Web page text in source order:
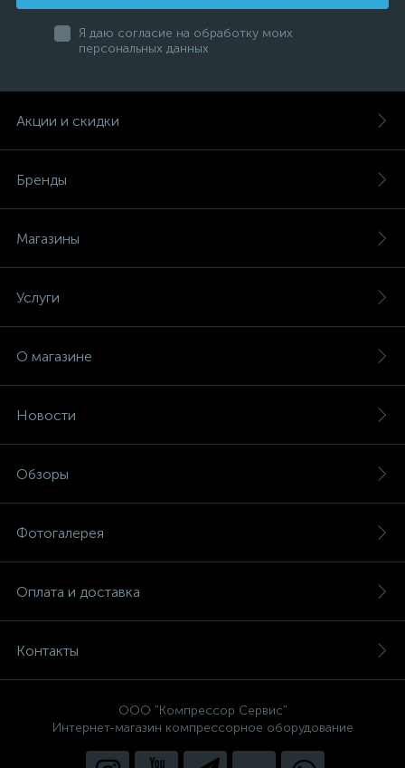
Я даю согласие на обработку моих
персональных данных
Акции и скидки
Бренды
Магазины
Услуги
О магазине
Новости
Обзоры
Фотогалерея
Оплата и доставка
Контакты
ООО "Компрессор Сервис"
Интернет-магазин компрессорное оборудование